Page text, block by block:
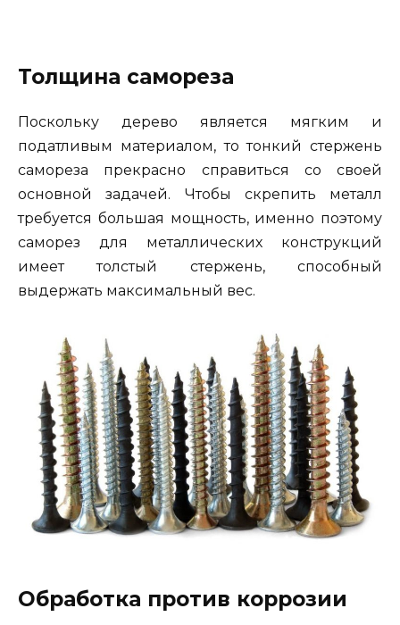
Толщина самореза
Поскольку дерево является мягким и
податливым материалом, то тонкий стержень
самореза прекрасно справиться со своей
основной задачей. Чтобы скрепить металл
требуется большая мощность, именно поэтому
саморез для металлических конструкций
имеет толстый стержень, способный
выдержать максимальный вес.
Обработка против коррозии